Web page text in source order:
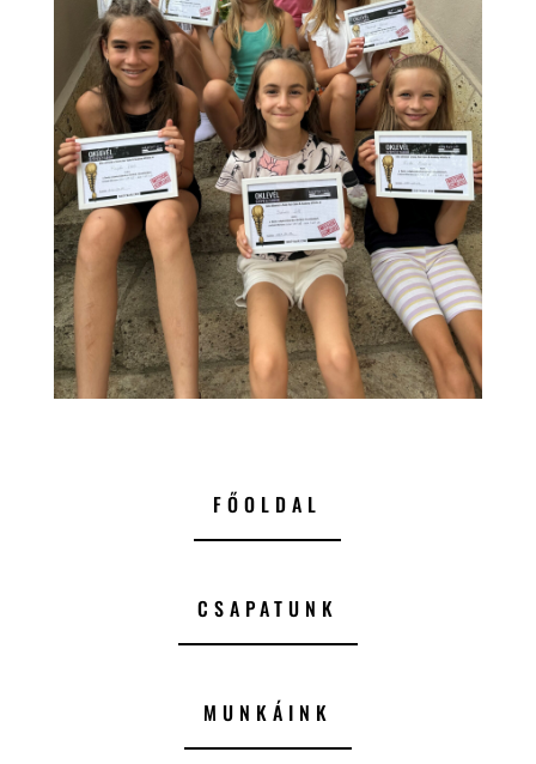
FŐOLDAL
CSAPATUNK
MUNKÁINK